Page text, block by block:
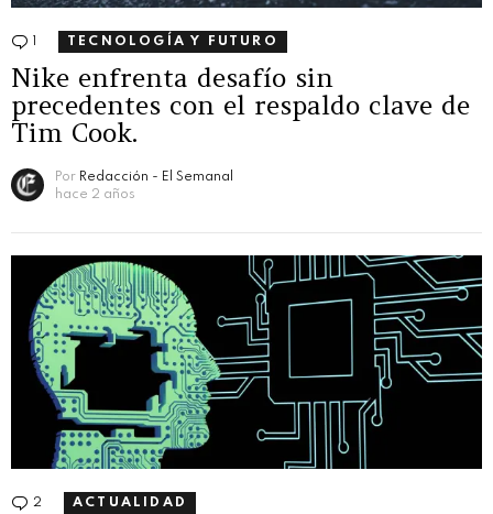
Comentario
TECNOLOGÍA Y FUTURO
Nike enfrenta desafío sin
precedentes con el respaldo clave de
Tim Cook.
Por Redacción - El Semanal
hace 2 años
2 Comentarios
ACTUALIDAD